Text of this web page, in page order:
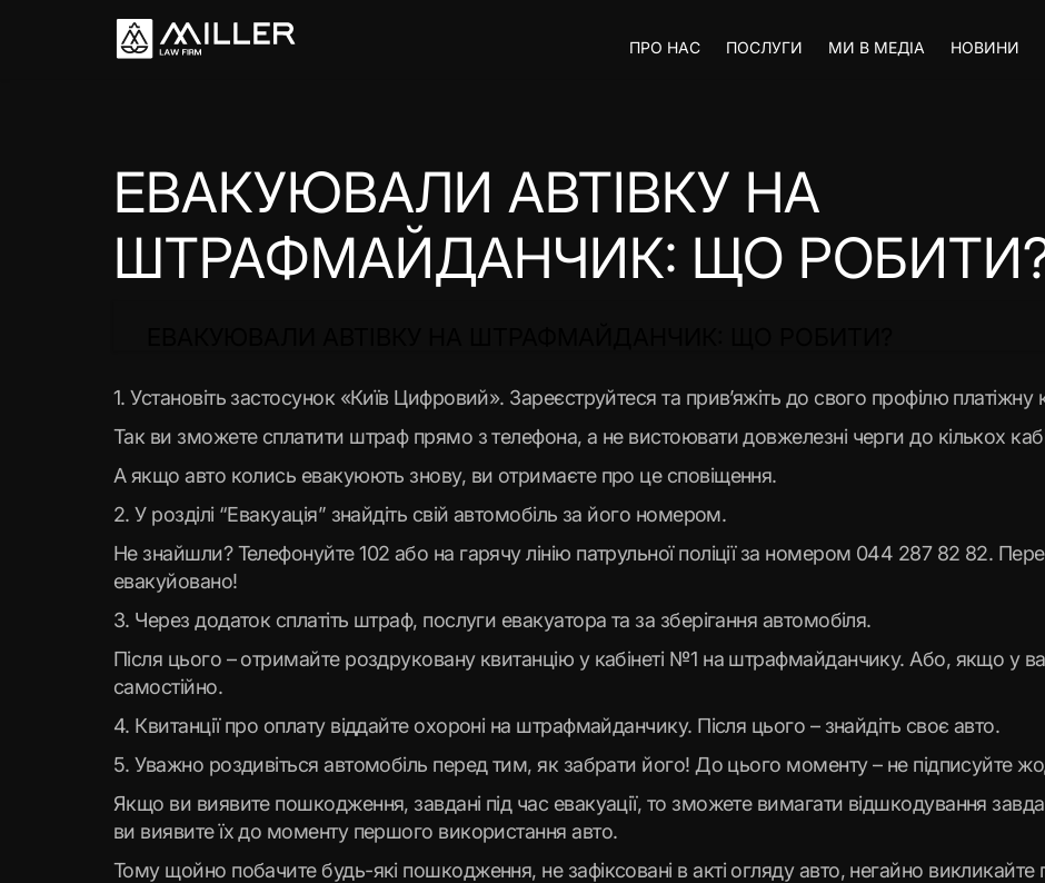
ПРО НАС ПОСЛУГИ МИ В МЕДІА НОВИНИ
ЕВАКУЮВАЛИ АВТІВКУ НА
ШТРАФМАЙДАНЧИК: ЩО
1. Установіть застосунок «Київ Цифровий». Зареєструйтеся та прив’яжіть до свого профілю платіжну
Так ви зможете сплатити штраф прямо з телефона, а не вистоювати довжелезні черги до кількох
А якщо авто колись евакуюють знову, ви отримаєте про це сповіщення.
2. У розділі “Евакуація” знайдіть свій автомобіль за його номером.
Не знайшли? Телефонуйте 102 або на гарячу лінію патрульної поліції за номером 044 287 82 82.
евакуйовано!
3. Через додаток сплатіть штраф, послуги евакуатора та за зберігання автомобіля.
Після цього – отримайте роздруковану квитанцію у кабінеті №1 на штрафмайданчику. Або, якщо у
самостійно.
4. Квитанції про оплату віддайте охороні на штрафмайданчику. Після цього – знайдіть своє авто.
5. Уважно роздивіться автомобіль перед тим, як забрати його! До цього моменту – не підписуйте
Якщо ви виявите пошкодження, завдані під час евакуації, то зможете вимагати відшкодування
ви виявите їх до моменту першого використання авто.
Тому щойно побачите будь-які пошкодження, не зафіксовані в акті огляду авто, негайно викликайте